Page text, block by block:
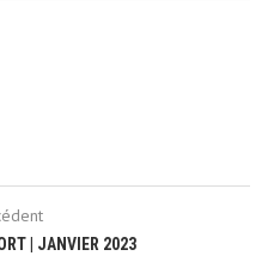
| JANVIER 2023